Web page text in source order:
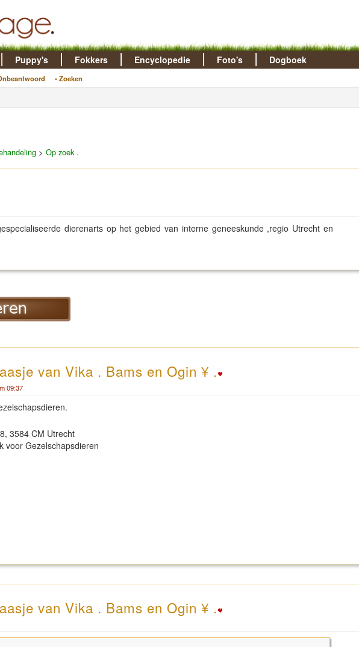
• Zoeken
Puppy's Fokkers Encyclopedie Foto's Dogboek
> Op zoek .
dierenarts op het gebied van interne geneeskunde ,regio Utrecht en
van Vika . Bams en Ogin ¥ .
09:37
3584 CM Utrecht
voor Gezelschapsdieren
van Vika . Bams en Ogin ¥ .